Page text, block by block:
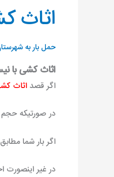
اثاث
حمل بار به
اثاث کشی با
اگر قصداثاث
در صورتیکه حجم
اگر بار شما
در غیر
اثاث
کشی
نیسان